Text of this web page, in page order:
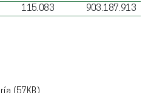
115.083 903.187.913